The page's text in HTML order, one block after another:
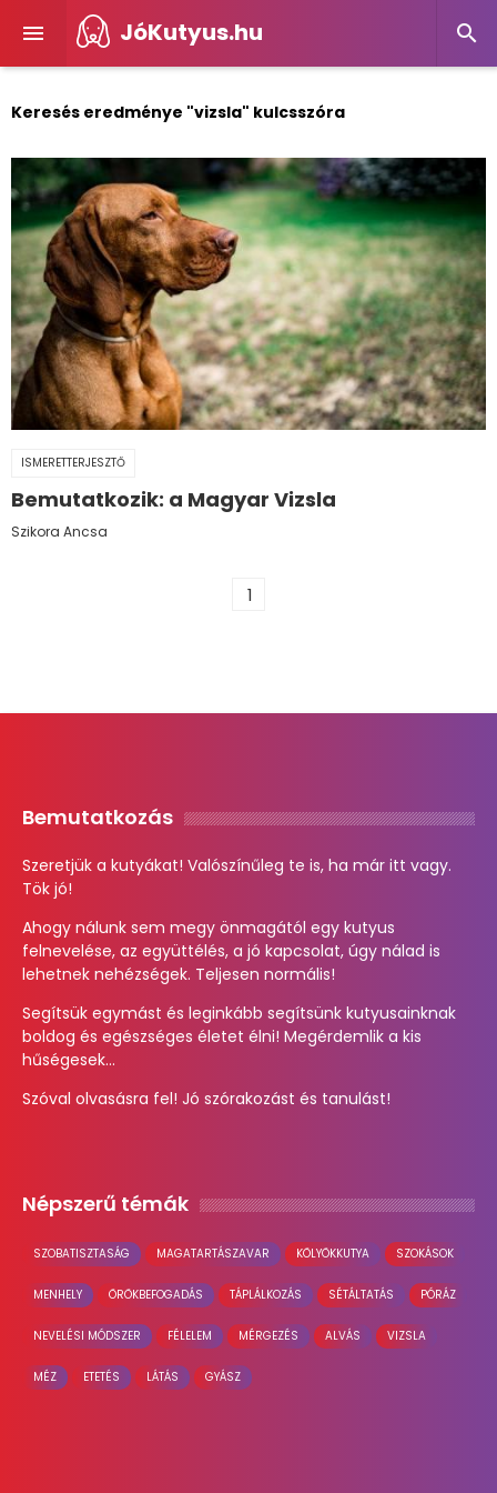
 JóKutyus.hu 
Keresés eredménye "vizsla" kulcsszóra
ISMERETTERJESZTŐ
Bemutatkozik: a Magyar Vizsla
Szikora Ancsa
1
Bemutatkozás
Szeretjük a kutyákat! Valószínűleg te is, ha már itt vagy.
Tök jó!
Ahogy nálunk sem megy önmagától egy kutyus
felnevelése, az együttélés, a jó kapcsolat, úgy nálad is
lehetnek nehézségek. Teljesen normális!
Segítsük egymást és leginkább segítsünk kutyusainknak
boldog és egészséges életet élni! Megérdemlik a kis
hűségesek...
Szóval olvasásra fel! Jó szórakozást és tanulást!
Népszerű témák
SZOBATISZTASÁG MAGATARTÁSZAVAR KÖLYÖKKUTYA SZOKÁSOK
MENHELY ÖRÖKBEFOGADÁS TÁPLÁLKOZÁS SÉTÁLTATÁS PÓRÁZ
NEVELÉSI MÓDSZER FÉLELEM MÉRGEZÉS ALVÁS VIZSLA
MÉZ ETETÉS LÁTÁS GYÁSZ